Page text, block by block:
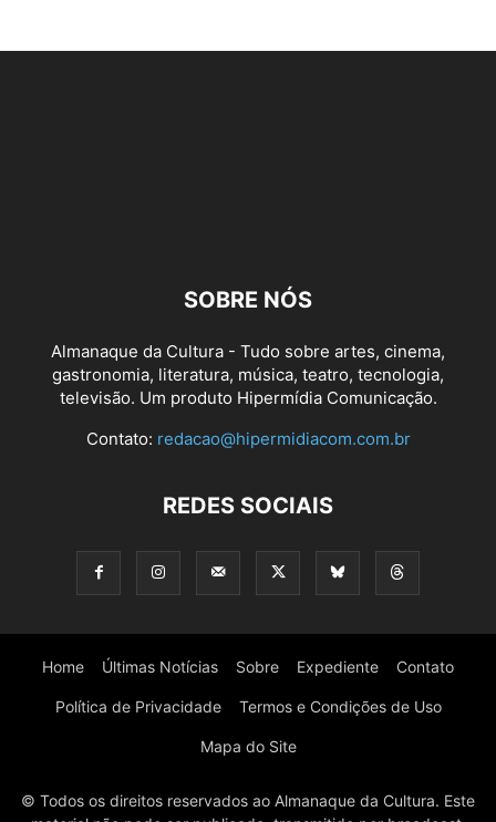
SOBRE NÓS
Almanaque da Cultura - Tudo sobre artes, cinema,
gastronomia, literatura, música, teatro, tecnologia,
televisão. Um produto Hipermídia Comunicação.
Contato: redacao@hipermidiacom.com.br
REDES SOCIAIS
Home Últimas Notícias Sobre Expediente Contato
Política de Privacidade Termos e Condições de Uso
Mapa do Site
© Todos os direitos reservados ao Almanaque da Cultura. Este